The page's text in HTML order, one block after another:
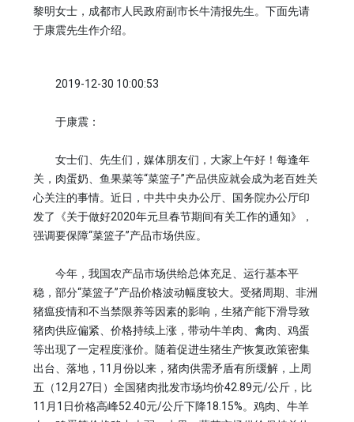
黎明女士，成都市人民政府副市长牛清报先生。下面先请
于康震先生作介绍。
2019-12-30 10:00:53
于康震：
女士们、先生们，媒体朋友们，大家上午好！每逢年
关，肉蛋奶、鱼果菜等“菜篮子”产品供应就会成为老百姓关
心关注的事情。近日，中共中央办公厅、国务院办公厅印
发了《关于做好2020年元旦春节期间有关工作的通知》，
强调要保障“菜篮子”产品市场供应。
今年，我国农产品市场供给总体充足、运行基本平
稳，部分“菜篮子”产品价格波动幅度较大。受猪周期、非洲
猪瘟疫情和不当禁限养等因素的影响，生猪产能下滑导致
猪肉供应偏紧、价格持续上涨，带动牛羊肉、禽肉、鸡蛋
等出现了一定程度涨价。随着促进生猪生产恢复政策密集
出台、落地，11月份以来，猪肉供需矛盾有所缓解，上周
五（12月27日）全国猪肉批发市场均价42.89元/公斤，比
11月1日价格高峰52.40元/公斤下降18.15%。鸡肉、牛羊